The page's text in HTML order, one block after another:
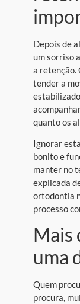
Depois de
um sorriso
a retenção.
tender a
quanto os
Ignorar
bonito e
manter no
explicada
ortodontia
processo
Mais
uma
Quem
procura,